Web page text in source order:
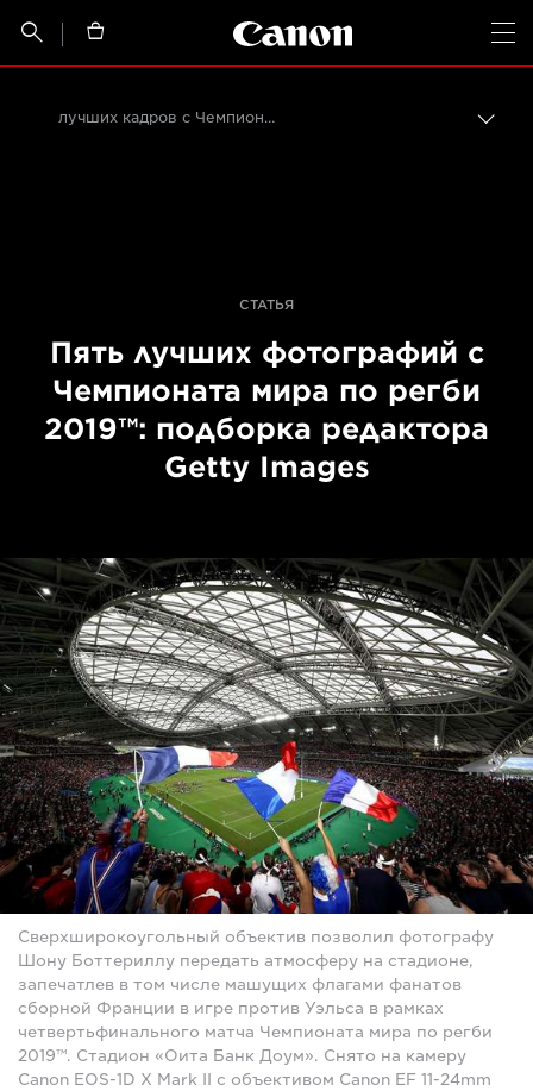
 
Canon Logo, back
лучших кадров с Чемпионата мира по регби 2019™
СТАТЬЯ
Пять лучших фотографий с
Чемпионата мира по регби
2019™: подборка редактора
Getty Images
Сверхширокоугольный объектив позволил фотографу
Шону Боттериллу передать атмосферу на стадионе,
запечатлев в том числе машущих флагами фанатов
сборной Франции в игре против Уэльса в рамках
четвертьфинального матча Чемпионата мира по регби
2019™. Стадион «Оита Банк Доум». Снято на камеру
Canon EOS-1D X Mark II с объективом Canon EF 11-24mm